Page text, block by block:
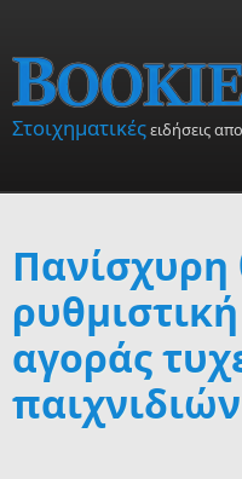
Στοιχηματικέςειδήσεις
Πανίσχυρη
αγοράς